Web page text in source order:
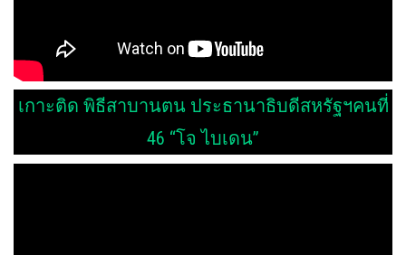
เกาะติด พิธีสาบานตน ประธานาธิบดีสหรัฐฯคนที่
46 “โจ ไบเดน”